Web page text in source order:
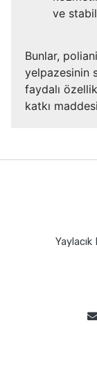
ve
Bunlar,
yelpazesinin
faydalı
katkı